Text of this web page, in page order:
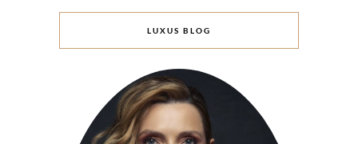
LUXUS BLOG